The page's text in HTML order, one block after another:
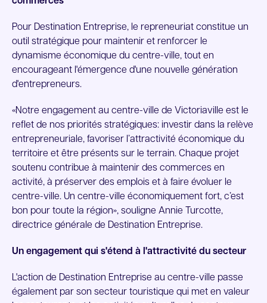
Pour Destination Entreprise, le repreneuriat constitue un
outil stratégique pour maintenir et renforcer le
dynamisme économique du centre-ville, tout en
encourageant l'émergence d'une nouvelle génération
d'entrepreneurs.
«Notre engagement au centre-ville de Victoriaville est le
reflet de nos priorités stratégiques: investir dans la relève
entrepreneuriale, favoriser l’attractivité économique du
territoire et être présents sur le terrain. Chaque projet
soutenu contribue à maintenir des commerces en
activité, à préserver des emplois et à faire évoluer le
centre-ville. Un centre-ville économiquement fort, c’est
bon pour toute la région», souligne Annie Turcotte,
directrice générale de Destination Entreprise.
Un engagement qui s'étend à l'attractivité du secteur
L'action de Destination Entreprise au centre-ville passe
également par son secteur touristique qui met en valeur